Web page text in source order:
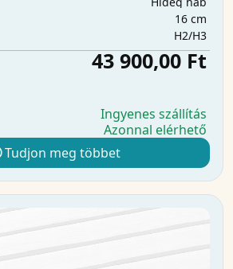
16 cm
H2/H3
43 900,00 Ft
Ingyenes szállítás
Azonnal elérhető
Tudjon meg többet